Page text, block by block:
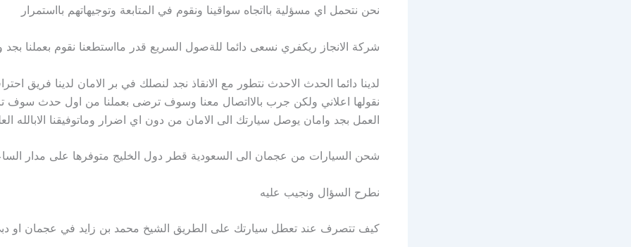
نحن نتحمل اي مسؤلية بااتجاه سواقينا ونقوم في المتابعة وتوجيهاتهم بااستمرار
شركة الانجاز ريكفري نسعى دائما للةصول السريع قدر مااستطعنا نقوم بعملنا
لدينا دائما الحدث الاحدث نتطور مع الانقاذ نجد لنصلك في بر الامان لدينا فريق
نقولها اعلاني ولكن جرب بالااتصال معنا وسوف ترضى بعملنا من اول حدث سوف
العمل بجد وامان يوصل سيارتك الى الامان من دون اي اضرار وماتوفيقنا الابالله
شحن السيارات من عجمان الى السعودية قطر دول الخليج متوفرها على مدار
نطرح السؤال ونجيب عليه
كيف تتصرف عند تعطل سيارتك على الطريق الشيخ محمد بن زايد في عجمان او